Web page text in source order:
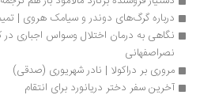
درباره گرگ‌های دوندر و سیامک هروی | تمیم عرفان
نصراصفهانی
مروری بر دراکولا | نادر شهریوری (صدقی)
آخرین سفر دختر دریانورد برای انتقام